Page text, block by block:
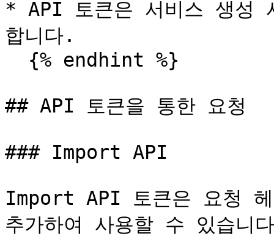
* API 토큰은 서비스 생성
합니다.
## API 토큰을 통한 요청
### Import API
Import API 토큰은 요청
추가하여 사용할 수 있습니